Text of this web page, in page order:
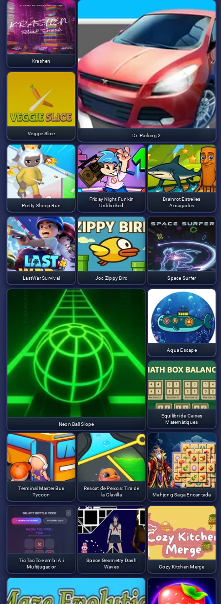
Krashen
Dr. Parking 2
Veggie Slice
Pretty Sheep Run
Friday Night Funkin
Unblocked
Brainrot Estrelles
Amagades
LastWar Survival Joc Zippy Bird Space Surfer
Neon Ball Slope
Aqua Escape
Equilibri de Caixes
Matemàtiques
Terminal Master Bus
Tycoon
Rescat de Peixos: Tira de
la Clavilla
Mahjong Saga Encantada
Tic Tac Toe amb IA i
Multijugador
Space Geometry Dash
Waves
Cozy Kitchen Merge